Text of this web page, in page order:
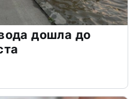
дошла до